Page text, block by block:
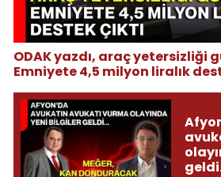
ODAK yazdı, araç yetersizliği
Emniyete 4,5 milyon liralık